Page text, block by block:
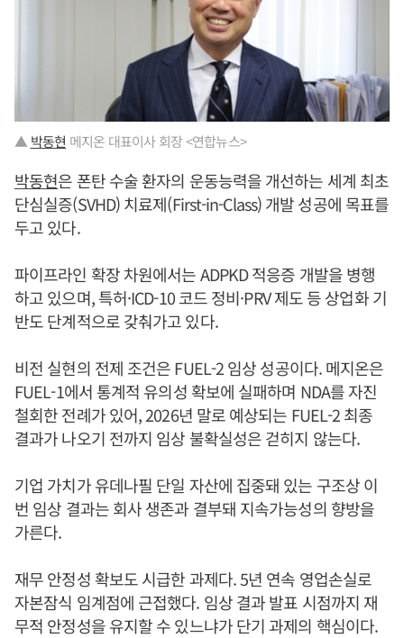
▲ 박동현 메지온 대표이사 회장 <연합뉴스>
박동현은 폰탄 수술 환자의 운동능력을 개선하는 세계 최초
단심실증(SVHD) 치료제(First-in-Class) 개발 성공에 목표를
두고 있다.
파이프라인 확장 차원에서는 ADPKD 적응증 개발을 병행
하고 있으며, 특허·ICD-10 코드 정비·PRV 제도 등 상업화 기
반도 단계적으로 갖춰가고 있다.
비전 실현의 전제 조건은 FUEL-2 임상 성공이다. 메지온은
FUEL-1에서 통계적 유의성 확보에 실패하며 NDA를 자진
철회한 전례가 있어, 2026년 말로 예상되는 FUEL-2 최종
결과가 나오기 전까지 임상 불확실성은 걷히지 않는다.
기업 가치가 유데나필 단일 자산에 집중돼 있는 구조상 이
번 임상 결과는 회사 생존과 결부돼 지속가능성의 향방을
가른다.
재무 안정성 확보도 시급한 과제다. 5년 연속 영업손실로
자본잠식 임계점에 근접했다. 임상 결과 발표 시점까지 재
무적 안정성을 유지할 수 있느냐가 단기 과제의 핵심이다.